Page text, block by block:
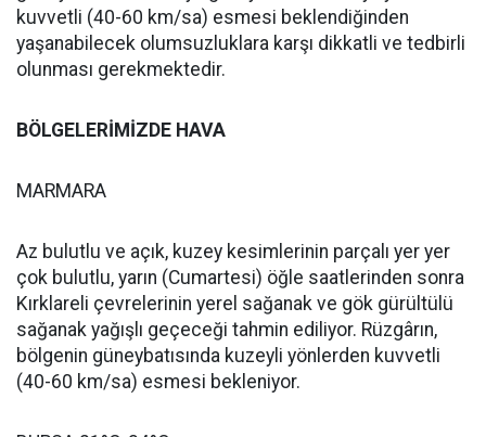
kuvvetli (40-60 km/sa) esmesi beklendiğinden
yaşanabilecek olumsuzluklara karşı dikkatli ve tedbirli
olunması gerekmektedir.
BÖLGELERİMİZDE HAVA
MARMARA
Az bulutlu ve açık, kuzey kesimlerinin parçalı yer yer
çok bulutlu, yarın (Cumartesi) öğle saatlerinden sonra
Kırklareli çevrelerinin yerel sağanak ve gök gürültülü
sağanak yağışlı geçeceği tahmin ediliyor. Rüzgârın,
bölgenin güneybatısında kuzeyli yönlerden kuvvetli
(40-60 km/sa) esmesi bekleniyor.